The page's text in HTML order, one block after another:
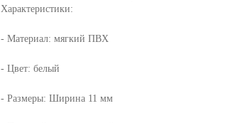
Характеристики:
- Материал: мягкий ПВХ
- Цвет: белый
- Размеры: Ширина 11 мм